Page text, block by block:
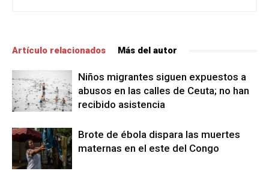
Artículo relacionados Más del autor
Niños migrantes siguen expuestos a
abusos en las calles de Ceuta; no han
recibido asistencia
Brote de ébola dispara las muertes
maternas en el este del Congo